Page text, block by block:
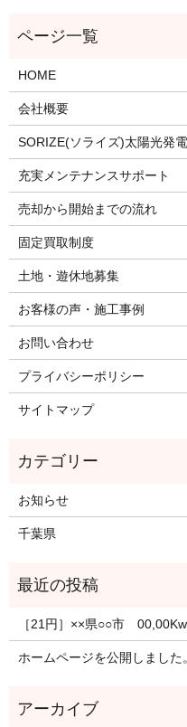
HOME
会社概要
SORIZE(ソライズ)太陽光発
充実メンテナンスサポート
売却から開始までの流れ
固定買取制度
土地・遊休地募集
お客様の声・施工事例
お問い合わせ
プライバシーポリシー
サイトマップ
お知らせ
千葉県
［21円］××県○○市
ホームページを公開しました。